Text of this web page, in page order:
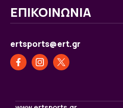
ΕΠΙΚΟΙΝΩΝΙΑ
ertsports@ert.gr